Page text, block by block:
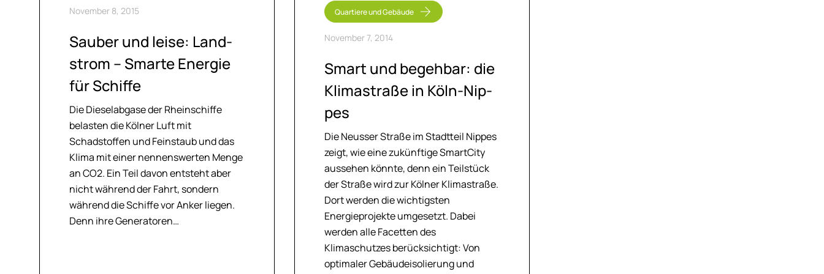
November 8, 2015
Sau­ber und lei­se: Land­
strom – Smar­te En­er­gie
für Schif­fe
Die Dieselabgase der Rheinschiffe
belasten die Kölner Luft mit
Schadstoffen und Feinstaub und das
Klima mit einer nennenswerten Menge
an CO2. Ein Teil davon entsteht aber
nicht während der Fahrt, sondern
während die Schiffe vor Anker liegen.
Denn ihre Generatoren…
Quartiere und Gebäude
November 7, 2014
Smart und be­geh­bar: die
Kli­ma­stra­ße in Köln-Nip­
pes
Die Neusser Straße im Stadtteil Nippes
zeigt, wie eine zukünftige SmartCity
aussehen könnte, denn ein Teilstück
der Straße wird zur Kölner Klimastraße.
Dort werden die wichtigsten
Energieprojekte umgesetzt. Dabei
werden alle Facetten des
Klimaschutzes berücksichtigt: Von
optimaler Gebäudeisolierung und